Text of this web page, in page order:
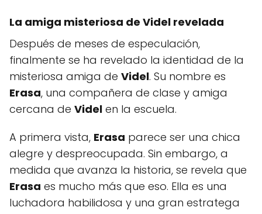
La amiga misteriosa de Videl revelada
Después de meses de especulación,
finalmente se ha revelado la identidad de la
misteriosa amiga de Videl. Su nombre es
Erasa, una compañera de clase y amiga
cercana de Videl en la escuela.
A primera vista, Erasa parece ser una chica
alegre y despreocupada. Sin embargo, a
medida que avanza la historia, se revela que
Erasa es mucho más que eso. Ella es una
luchadora habilidosa y una gran estratega